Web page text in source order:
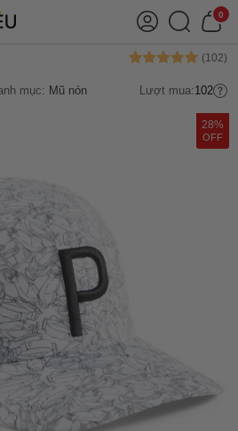
0
mục: Mũ nón Lượt mua:102
28%
OFF